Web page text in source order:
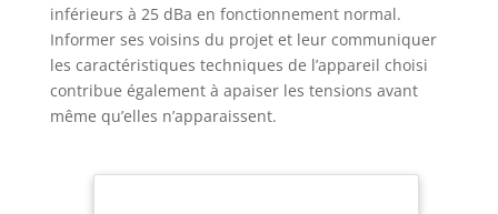
inférieurs à 25 dBa en fonctionnement normal.
Informer ses voisins du projet et leur communiquer
les caractéristiques techniques de l’appareil choisi
contribue également à apaiser les tensions avant
même qu’elles n’apparaissent.